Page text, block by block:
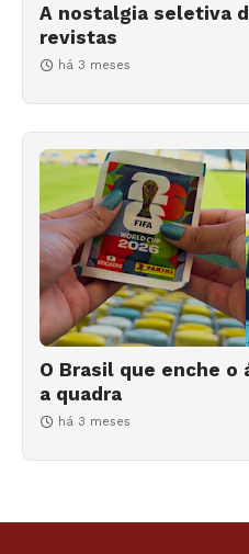
A nostalgia seletiva
revistas
há 3 meses
O Brasil que enche o
a quadra
há 3 meses